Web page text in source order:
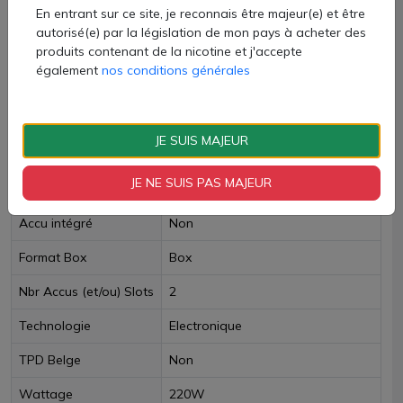
AJOUTER À MON PANIER
Paiement 100% sécurisé
Fiche technique
Accu intégré Non
Format Box Box
Nbr Accus (et/ou) Slots 2
Technologie Electronique
TPD Belge Non
Wattage 220W
En entrant sur ce site, je reconnais être majeur(e) et être
autorisé(e) par la législation de mon pays à acheter des
produits contenant de la nicotine et j'accepte
également nos conditions générales
JE SUIS MAJEUR
JE NE SUIS PAS MAJEUR